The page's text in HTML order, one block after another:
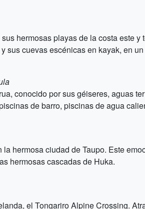
hermosas playas de la costa este
cuevas escénicas en kayak, en
conocido por sus géiseres, aguas
de barro, piscinas de agua
hermosa ciudad de Taupo. Este
hermosas cascadas de Huka.
el Tongariro Alpine Crossing.